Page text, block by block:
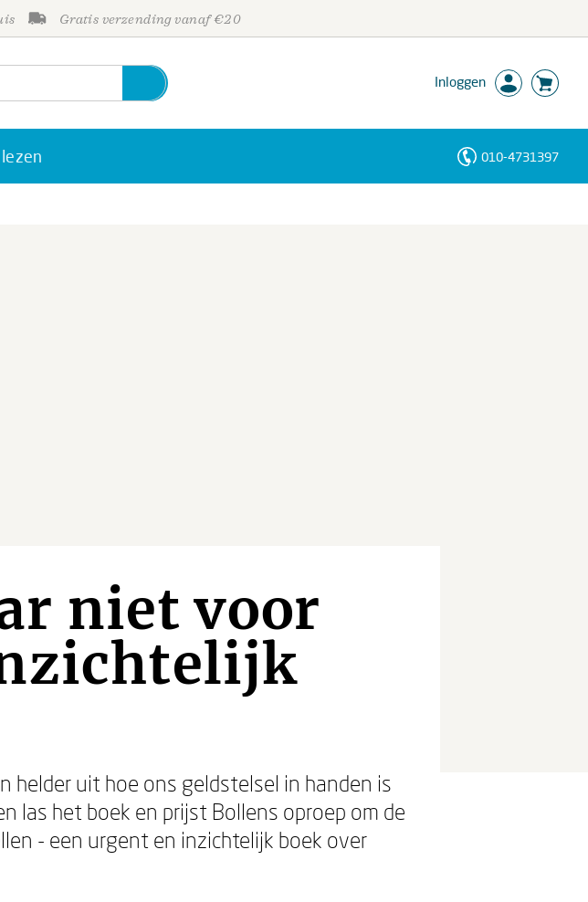
Gratis verzending vanaf €20
Inloggen
010-4731397
niet voor
helder uit hoe ons geldstelsel in handen is
las het boek en prijst Bollens oproep om de
- een urgent en inzichtelijk boek over
Personen